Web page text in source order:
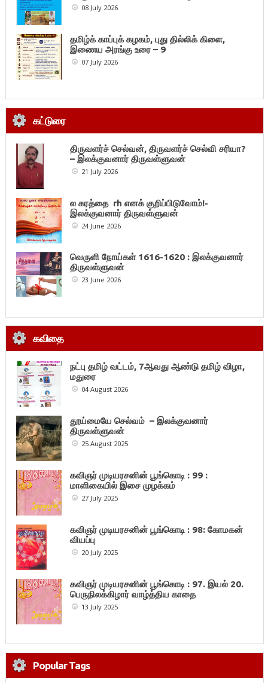
08 July 2026
தமிழ்க் காப்புக் கழகம், புது தில்லிக் கிளை,
இணைய அரங்கு உரை – 9
07 July 2026
கட்டுரை
திருவளர்ச் செல்வன், திருவளர்ச் செல்வி சரியா?
– இலக்குவனார் திருவள்ளுவன்
21 July 2026
ல கரத்தை rh எனக் குறிப்பிடுவோம்!-
இலக்குவனார் திருவள்ளுவன்
24 June 2026
வெருளி நோய்கள் 1616-1620 : இலக்குவனார்
திருவள்ளுவன்
23 June 2026
கவிதை
நட்பு தமிழ் வட்டம், 7ஆவது ஆண்டு தமிழ் விழா,
மதுரை
04 August 2026
தூய்மையே செல்வம் – இலக்குவனார்
திருவள்ளுவன்
25 August 2025
கவிஞர் முடியரசனின் பூங்கொடி : 99 :
மாளிகையில் இசை முழக்கம்
27 July 2025
கவிஞர் முடியரசனின் பூங்கொடி : 98: கோமகன்
வியப்பு
20 July 2025
கவிஞர் முடியரசனின் பூங்கொடி : 97. இயல் 20.
பெருநிலக்கிழார் வாழ்த்திய காதை
13 July 2025
Popular Tags